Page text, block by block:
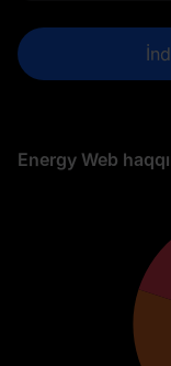
Energy Web